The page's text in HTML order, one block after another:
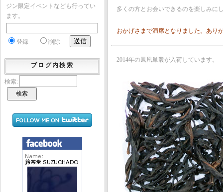
多くの方とお会いできるのを楽しみに
おかげさまで満席となりました。あり
2014年の鳳凰単叢が入荷しています。
ジン限定イベントなども行ってい
ます。
登録 削除
ブログ内検索
検索: